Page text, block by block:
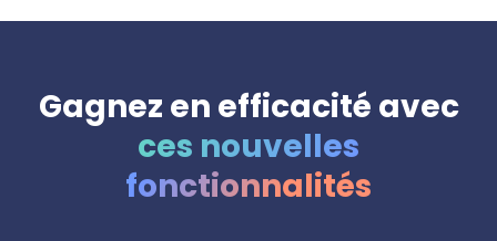
Gagnez en efficacité avec
ces nouvelles
fonctionnalités